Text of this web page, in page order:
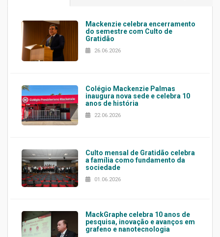
Mackenzie celebra encerramento
do semestre com Culto de
Gratidão
26.06.2026
Colégio Mackenzie Palmas
inaugura nova sede e celebra 10
anos de história
22.06.2026
Culto mensal de Gratidão celebra
a família como fundamento da
sociedade
01.06.2026
MackGraphe celebra 10 anos de
pesquisa, inovação e avanços em
grafeno e nanotecnologia